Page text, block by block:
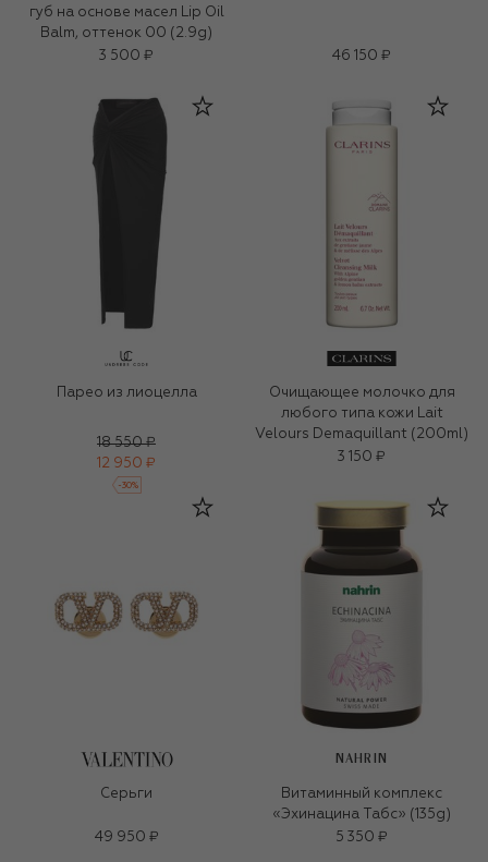
губ на основе масел Lip Oil
Balm, оттенок 00 (2.9g)
3 500 ₽
46 150 ₽
Парео из лиоцелла
18 550 ₽
12 950 ₽
-30%
Очищающее молочко для
любого типа кожи Lait
Velours Demaquillant (200ml)
3 150 ₽
Серьги
49 950 ₽
NAHRIN
Витаминный комплекс
«Эхинацина Табс» (135g)
5 350 ₽